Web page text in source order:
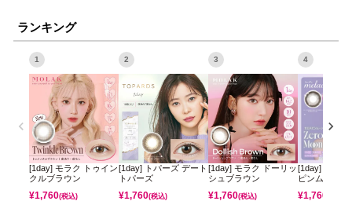
ランキング
1
[1day] モラク トゥイン
クルブラウン
¥1,760(税込)
2
[1day] トパーズ デート
トパーズ
¥1,760(税込)
3
[1day] モラク ドーリッ
シュブラウン
¥1,760(税込)
4
[1day] ミレデ
ピンムーン
¥1,760